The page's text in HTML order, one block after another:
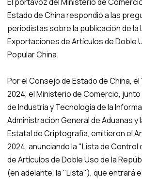
Estado de China respondió a las
periodistas sobre la publicación de la
Exportaciones de Artículos de Doble
Popular China.
Por el Consejo de Estado de China,
2024, el Ministerio de Comercio,
de Industria y Tecnología de la
Administración General de Aduanas y
Estatal de Criptografía, emitieron el
2024, anunciando la "Lista de
de Artículos de Doble Uso de la
(en adelante, la "Lista"), que entrará